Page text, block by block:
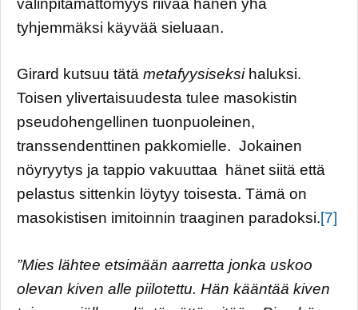
tyhjemmäksi käyvää sieluaan.
Girard kutsuu tätä metafyysiseksihaluksi.
Toisen ylivertaisuudesta tulee masokistin
pseudohengellinen tuonpuoleinen,
transsendenttinen pakkomielle. Jokainen
nöyryytys ja tappio vakuuttaa hänet siitä että
pelastus sittenkin löytyy toisesta. Tämä on
masokistisen imitoinnin traaginen paradoksi.[7]
”Mies lähtee etsimään aarretta jonka uskoo
olevan kiven alle piilotettu. Hän kääntää kiven